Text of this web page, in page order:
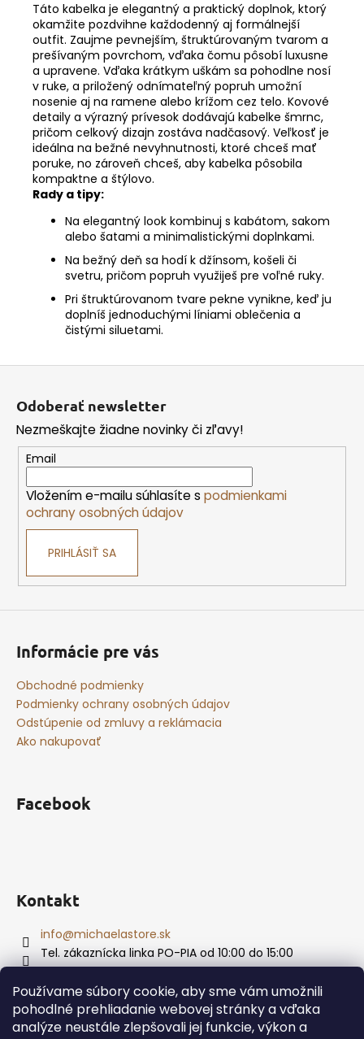
Používame súbory cookie, aby sme vám umožnili
pohodlné prehliadanie webovej stránky a vďaka
analýze neustále zlepšovali jej funkcie, výkon a
Táto kabelka je elegantný a praktický doplnok, ktorý
okamžite pozdvihne každodenný aj formálnejší
outfit. Zaujme pevnejším, štruktúrovaným tvarom a
prešívaným povrchom, vďaka čomu pôsobí luxusne
a upravene. Vďaka krátkym uškám sa pohodlne nosí
v ruke, a priložený odnímateľný popruh umožní
nosenie aj na ramene alebo krížom cez telo. Kovové
detaily a výrazný prívesok dodávajú kabelke šmrnc,
pričom celkový dizajn zostáva nadčasový. Veľkosť je
ideálna na bežné nevyhnutnosti, ktoré chceš mať
poruke, no zároveň chceš, aby kabelka pôsobila
kompaktne a štýlovo.
Rady a tipy:
Na elegantný look kombinuj s kabátom, sakom
alebo šatami a minimalistickými doplnkami.
Na bežný deň sa hodí k džínsom, košeli či
svetru, pričom popruh využiješ pre voľné ruky.
Pri štruktúrovanom tvare pekne vynikne, keď ju
doplníš jednoduchými líniami oblečenia a
čistými siluetami.
Odoberať newsletter
Nezmeškajte žiadne novinky či zľavy!
Email
Vložením e-mailu súhlasíte s podmienkami
ochrany osobných údajov
PRIHLÁSIŤ SA
Informácie pre vás
Obchodné podmienky
Podmienky ochrany osobných údajov
Odstúpenie od zmluvy a reklámacia
Ako nakupovať
Facebook
Kontakt
info@michaelastore.sk
Tel. zákaznícka linka PO-PIA od 10:00 do 15:00
+421 915 874 469